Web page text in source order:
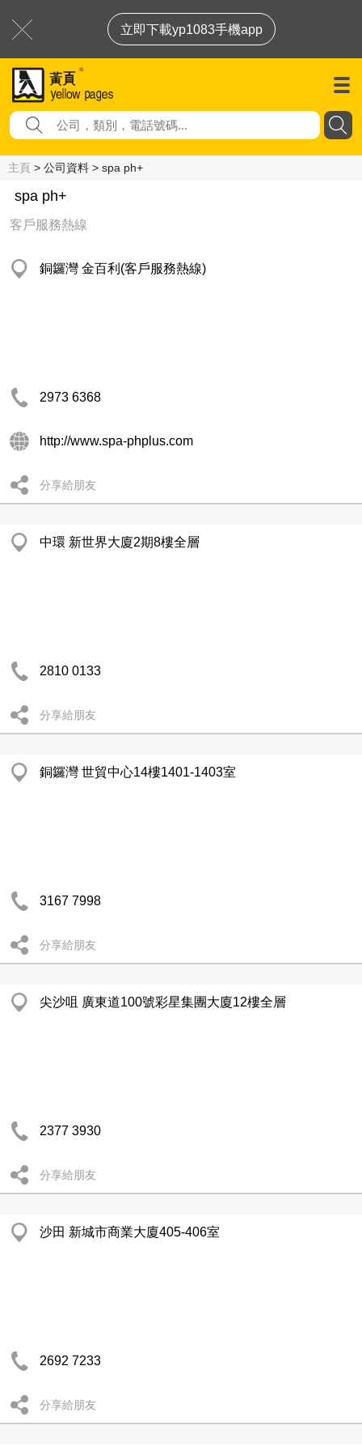
立即下載yp1083手機app
主頁 > 公司資料 > spa ph+
spa ph+
客戶服務熱線
銅鑼灣 金百利(客戶服務熱線)
2973 6368
http://www.spa-phplus.com
分享給朋友
中環 新世界大廈2期8樓全層
2810 0133
分享給朋友
銅鑼灣 世貿中心14樓1401-1403室
3167 7998
分享給朋友
尖沙咀 廣東道100號彩星集團大廈12樓全層
2377 3930
分享給朋友
沙田 新城市商業大廈405-406室
2692 7233
分享給朋友